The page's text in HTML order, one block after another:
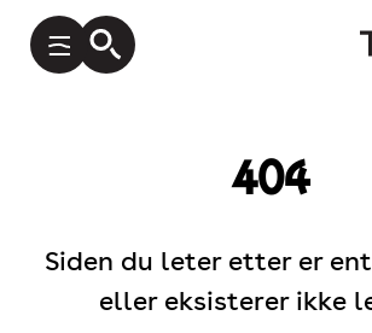
404
Siden du leter etter er
eller eksisterer ikke